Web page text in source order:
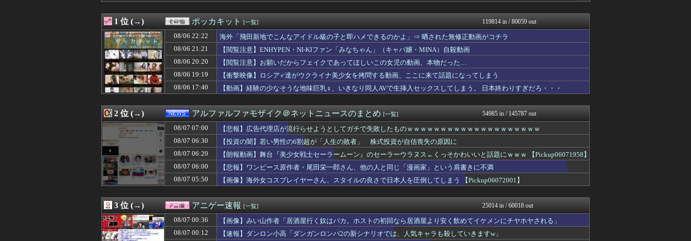
08/07 07:03
【遊戯王】新規「聖王女ローズパメラ」の”ドミナスパージ”指定ってなんなん？
遊戯王マスターデュエルまと...
08/07 07:02
※【ガンダム】高クオリティな1クールと作画荒れありの1年放映ならどっちがいい？
GUNDAM.LOG｜ガン...
08/07 07:02
【画像】「HUNTER×HUNTER」のベンジャミン王子、強化系最強説ｗｗｗｗ
最強ジャンプ放送局
08/07 07:01
シカホワ村上宗隆、通訳なしで普通に会話。コーチ「今10段階で6ぐらい。来た時は...
なんJ PRIDE
08/07 07:01
【ウマ娘】ピスゴルってみんな幼稚園児設定だから興奮するよね
08/07 07:01
不動産ファンド「みんなで大家さん」が約2881億円の債務超過 分配金の支払い停...
08/07 07:01
【ウマ娘】胸のデカイ合法ウマ娘とかそりゃ国関係なく人気出るわな
ウマ娘まとめ速報うまろぐ
08/07 07:00
【画像】いい天気だから高ボッチに行って来たった
登山ちゃんねる
08/07 07:00
【ホロライブ】りりーか、リグゼコーチから実家スーパーのフルーツ盛り合わせをもら...
VTuberNews
08/07 07:00
「高市総理には愛想尽かした」コメ余りに農家が悲鳴 売値は生産原価の半分以下に…...
痛いニュース(ﾉ∀`)
08/07 07:00
ついに国産リアルヒューマノイドｷﾀ━━━━━━(ﾟ∀ﾟ)━━━━━━ !!!!...
ほんわかMkⅡ
08/07 07:00
世界の「変わった自動販売機」を貼っていく【珍百景】
08/07 07:00
【動画】ロシアの空挺兵、パラシュートが開かずに墜落してしまう。
1000mg
08/07 07:00
【朗報】佐倉綾音さん、やはりデカかった・・・
08/07 07:00
金村美玖さんのスレンダーBODYガチでエグいって・・・ガチでエグいって・・・
乃木通 乃木坂46櫻坂46...
08/07 07:00
【物議】「Bが来るならもう付き合えない」呼んでない集まりに迷惑仲間を連れてくる...
修羅場まとめ速報
08/07 07:00
【日向坂46】まさかの事実が... 正源司陽子、あのトラブルについて言及
日向坂46まとめもり～
08/07 07:00
モラハラ父に耐え続け、能面のようになった母。娘の私が『自分の幸せを考えて』と伝...
渡る世間はキチばかり - ...
08/07 07:00
【三重】小学校講師を逮捕 女児のわいせつ画像データ１０点を所持 「全米行方不明...
みそパンNEWS
08/07 07:00
【悲報】広告代理店が流行らせようとしてガチで失敗したものｗｗｗｗｗｗｗｗｗｗｗ...
アルファルファモザイク＠ネ...
08/07 07:00
【動画】ピザを食う松本まりかさん、なんかヤバい
もみあげチャ～シュ～
08/07 07:00
海外「コーヒー1杯が6ドルって何なんだ、レシートを二度見した」値上げで買うのを...
Ask Reddit まと...
08/07 07:00
【ウマ娘】スキポが増えてきた反面、面倒になったこともある
ウマ娘うまぴょい速報
1 位 (→) ポッカキット [一覧] 119814 in / 80059 out
08/06 22:22
海外「飛田新地でこんなアイドル級の子と即ハメできるのかよ」⇒ 晒された無修正動画がコチラ
08/06 21:21
【閲覧注意】ENHYPEN・NI-KIファン「みなちゃん」（キャバ嬢・MINA）自殺動画
08/06 20:20
【閲覧注意】お願いだからフェイクであってほしいこの女児の動画、本物だった…
08/06 19:19
【衝撃映像】ロシア♂達がウクライナ美少女を拷問する動画、ここに来て話題になってしまう
08/06 17:40
【動画】経験の少なそうな地味巨乳♀、いきなり同人AVで生挿入セックスしてしまう。 日本終わりすぎだろ・・・
2 位 (→) アルファルファモザイク＠ネットニュースのまとめ [一覧] 54985 in / 145787 out
08/07 07:00
【悲報】広告代理店が流行らせようとしてガチで失敗したものｗｗｗｗｗｗｗｗｗｗｗｗｗｗｗｗｗｗｗｗ
08/07 06:30
【投資の闇】若い男性の6割超が「人生の敗者」 株式投資が自信喪失の原因に
08/07 06:20
【朗報動画】舞台『美少女戦士セーラームーン』のセーラーウラヌス←くっそかわいいと話題にｗｗｗ 【Pickup06071958】
08/07 06:00
【悲報】ワンピース原作者・尾田栄一郎さん、他の人と同じ「漫画家」という肩書きに不満
08/07 05:50
【画像】海外女コスプレイヤーさん、スタイルの良さで日本人を圧倒してしまう 【Pickup06072001】
3 位 (→) アニゲー速報 [一覧] 25014 in / 60018 out
08/07 00:36
【画像】みい山作者「居酒屋行く奴はバカ。ホストの初回なら居酒屋より安く飲めてイケメンにチヤホヤされる」
08/07 00:12
【速報】ダンロン小高「ダンガンロンパ2の新シナリオでは、人気キャラも殺していきますw」